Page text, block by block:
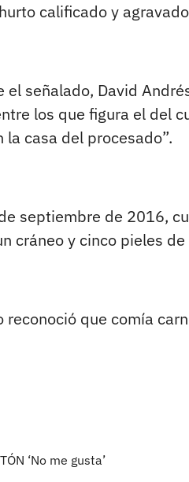
calificado y
señalado, David
los que figura el del
casa del procesado”.
septiembre de 2016,
cráneo y cinco pieles
que comía
‘No me gusta’